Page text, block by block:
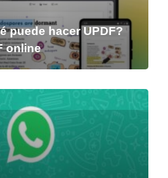
puede hacer UPDF?
online